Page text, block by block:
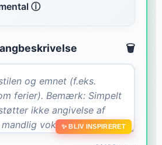
ⓘ
🗑️
✨ BLIV INSPIRERET